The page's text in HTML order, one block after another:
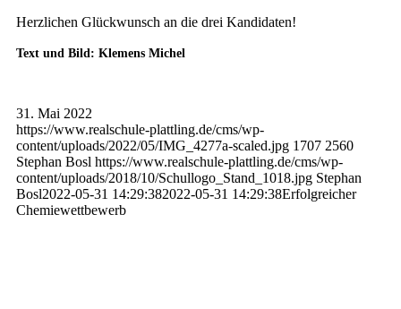
Herzlichen Glückwunsch an die drei Kandidaten!
Text und Bild: Klemens Michel
31. Mai 2022
https://www.realschule-plattling.de/cms/wp-
content/uploads/2022/05/IMG_4277a-scaled.jpg 1707 2560
Stephan Bosl https://www.realschule-plattling.de/cms/wp-
content/uploads/2018/10/Schullogo_Stand_1018.jpg Stephan
Bosl2022-05-31 14:29:382022-05-31 14:29:38Erfolgreicher
Chemiewettbewerb